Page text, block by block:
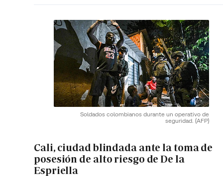
Soldados colombianos durante un operativo de
seguridad. (AFP)
Cali, ciudad blindada ante la toma de
posesión de alto riesgo de De la
Espriella